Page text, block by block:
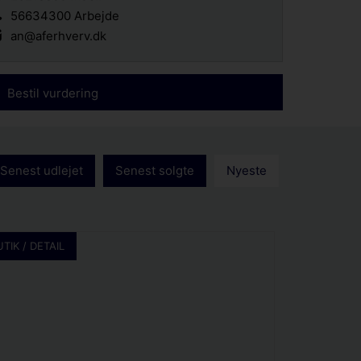
56634300 Arbejde
an@aferhverv.dk
Bestil vurdering
Nyeste
Senest solgte
Senest udlejet
/ DETAIL